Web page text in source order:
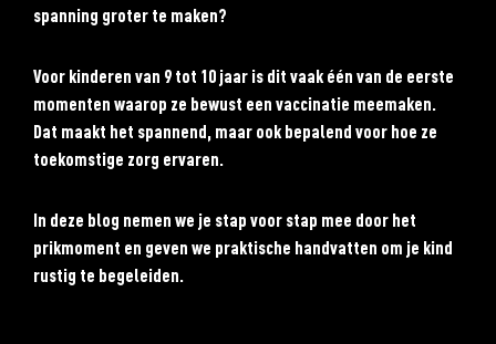
spanning groter te maken?
Voor kinderen van 9 tot 10 jaar is dit vaak één van de eerste
momenten waarop ze bewust een vaccinatie meemaken.
Dat maakt het spannend, maar ook bepalend voor hoe ze
toekomstige zorg ervaren.
In deze blog nemen we je stap voor stap mee door het
prikmoment en geven we praktische handvatten om je kind
rustig te begeleiden.